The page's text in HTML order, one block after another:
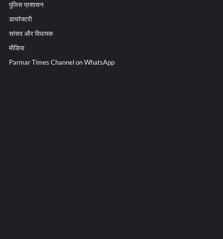
पुलिस प्रशासन
डायरेक्टरी
सांसद और विधायक
मीडिया
Parmar Times Channel on WhatsApp